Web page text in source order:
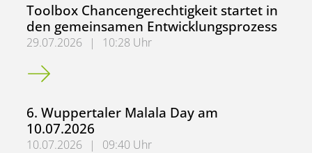
Toolbox Chancengerechtigkeit startet in
den gemeinsamen Entwicklungsprozess
29.07.2026 |
10:28 Uhr
Toolbox Chancengerechtigkeit startet in den
6. Wuppertaler Malala Day am
10.07.2026
10.07.2026 |
09:40 Uhr